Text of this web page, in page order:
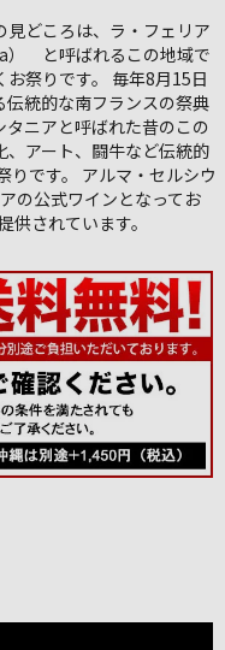
見どころは、ラ・フェリア
） と呼ばれるこの地域で
お祭りです。 毎年8月15日
伝統的な南フランスの祭典
タニアと呼ばれた昔のこの
、アート、闘牛など伝統的
りです。 アルマ・セルシウ
の公式ワインとなってお
供されています。